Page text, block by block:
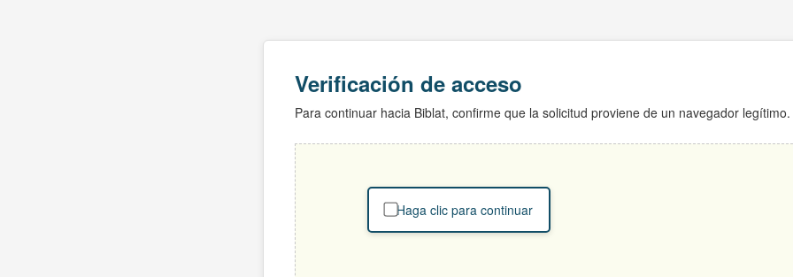
Verificación de acceso
Para continuar hacia Biblat, confirme que la solicitud proviene de un navegador legítimo.
Haga clic para continuar